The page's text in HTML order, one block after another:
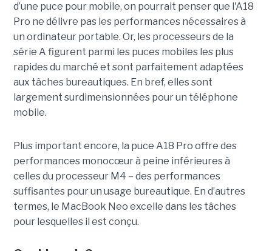
d’une puce pour mobile, on pourrait penser que l'A18
Pro ne délivre pas les performances nécessaires à
un ordinateur portable. Or, les processeurs de la
série A figurent parmi les puces mobiles les plus
rapides du marché et sont parfaitement adaptées
aux tâches bureautiques. En bref, elles sont
largement surdimensionnées pour un téléphone
mobile.
Plus important encore, la puce A18 Pro offre des
performances monocœur à peine inférieures à
celles du processeur M4 – des performances
suffisantes pour un usage bureautique. En d’autres
termes, le MacBook Neo excelle dans les tâches
pour lesquelles il est conçu.